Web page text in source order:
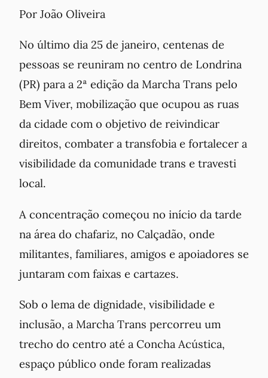
Por João Oliveira
No último dia 25 de janeiro, centenas de
pessoas se reuniram no centro de Londrina
(PR) para a 2ª edição da Marcha Trans pelo
Bem Viver, mobilização que ocupou as ruas
da cidade com o objetivo de reivindicar
direitos, combater a transfobia e fortalecer a
visibilidade da comunidade trans e travesti
local.
A concentração começou no início da tarde
na área do chafariz, no Calçadão, onde
militantes, familiares, amigos e apoiadores se
juntaram com faixas e cartazes.
Sob o lema de dignidade, visibilidade e
inclusão, a Marcha Trans percorreu um
trecho do centro até a Concha Acústica,
espaço público onde foram realizadas